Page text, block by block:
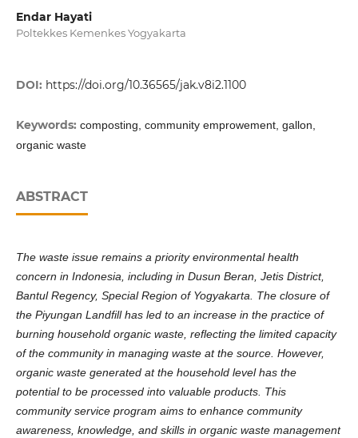
Endar Hayati
Poltekkes Kemenkes Yogyakarta
DOI: https://doi.org/10.36565/jak.v8i2.1100
Keywords: composting, community emprowement, gallon,
organic waste
ABSTRACT
The waste issue remains a priority environmental health
concern in Indonesia, including in Dusun Beran, Jetis District,
Bantul Regency, Special Region of Yogyakarta. The closure of
the Piyungan Landfill has led to an increase in the practice of
burning household organic waste, reflecting the limited capacity
of the community in managing waste at the source. However,
organic waste generated at the household level has the
potential to be processed into valuable products. This
community service program aims to enhance community
awareness, knowledge, and skills in organic waste management